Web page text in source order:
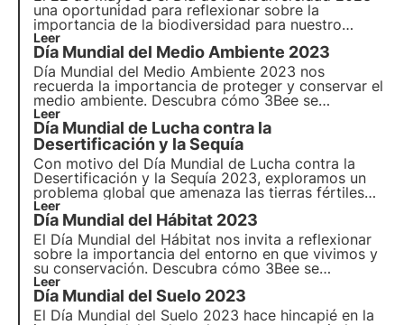
una oportunidad para reflexionar sobre la
importancia de la biodiversidad para nuestro
planeta. Celebre la variedad de la vida en la Tierra.
Lea nuestro artículo para saber más.
Leer
Día Mundial del Medio Ambiente 2023
Día Mundial del Medio Ambiente 2023 nos
recuerda la importancia de proteger y conservar el
medio ambiente. Descubra cómo 3Bee se
compromete concretamente con la
del medio ambientey la protección de la
biodiversidad enDía Mundial del Medio Ambiente
Leer
Día Mundial de Lucha contra la
Desertificación y la Sequía
Con motivo del Día Mundial de Lucha contra la
Desertificación y la Sequía 2023, exploramos un
problema global que amenaza las tierras fértiles
de nuestro planeta. Explora las
de este fenómeno, lasmedidasadoptadas para
combatirlo y cómo 3Bee se compromete
concretamente.
Leer
Día Mundial del Hábitat 2023
El Día Mundial del Hábitat nos invita a reflexionar
sobre la importancia del entorno en que vivimos y
su conservación. Descubra cómo 3Bee se
compromete concretamente con la regeneración
de los hábitats urbanos y naturales con los Oasis
de Biodiversidad, con motivo del Día Mundial del
Leer
Día Mundial del Suelo 2023
El Día Mundial del Suelo 2023 hace hincapié en la